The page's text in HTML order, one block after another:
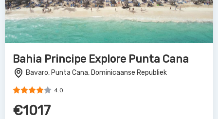
Bahia Principe Explore Punta Cana
Bavaro, Punta Cana, Dominicaanse Republiek
4.0
€1017